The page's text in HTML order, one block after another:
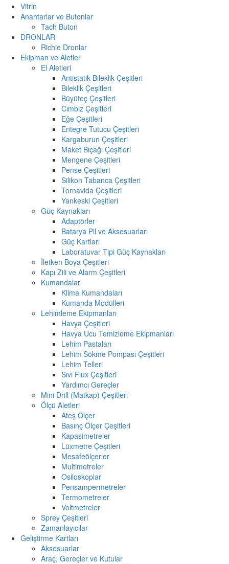
Vitrin
Anahtarlar ve Butonlar
Tach Buton
DRONLAR
Richie Dronlar
Ekipman ve Aletler
El Aletleri
Antistatik Bileklik Çeşitleri
Bileklik Çeşitleri
Büyüteç Çeşitleri
Cımbız Çeşitleri
Eğe Çeşitleri
Entegre Tutucu Çeşitleri
Kargaburun Çeşitleri
Maket Bıçağı Çeşitleri
Mengene Çeşitleri
Pense Çeşitleri
Silikon Tabanca Çeşitleri
Tornavida Çeşitleri
Yankeski Çeşitleri
Güç Kaynakları
Adaptörler
Batarya Pil ve Aksesuarları
Güç Kartları
Laboratuvar Tipi Güç Kaynakları
İletken Boya Çeşitleri
Kapı Zili ve Alarm Çeşitleri
Kumandalar
Klima Kumandaları
Kumanda Modülleri
Lehimleme Ekipmanları
Havya Çeşitleri
Havya Ucu Temizleme Ekipmanları
Lehim Pastaları
Lehim Sökme Pompası Çeşitleri
Lehim Telleri
Sıvı Flux Çeşitleri
Yardımcı Gereçler
Mini Drill (Matkap) Çeşitleri
Ölçü Aletleri
Ateş Ölçer
Basınç Ölçer Çeşitleri
Kapasimetreler
Lüxmetre Çeşitleri
Mesafeölçerler
Multimetreler
Osiloskoplar
Pensampermetreler
Termometreler
Voltmetreler
Sprey Çeşitleri
Zamanlayıcılar
Geliştirme Kartları
Aksesuarlar
Araç, Gereçler ve Kutular